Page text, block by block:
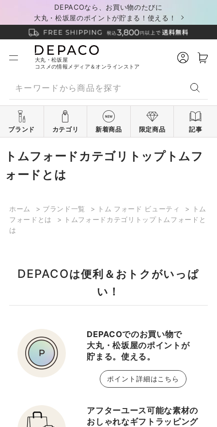
DEPACOなら、お買い物のたびに
大丸・松坂屋のポイントが貯まる！使える！
大丸・松坂屋
コスメの情報メディア＆オンラインストア
ブランド カテゴリ 新着商品 限定商品 記事
トムフォードカテゴリトップトムフ
ォードとは
ホーム > ブランド一覧 > トム フォード ビューティ >
トム
フォードとは
>
トムフォードカテゴリトップトムフォードと
は
DEPACOは便利＆おトクがいっぱ
い！
DEPACOでのお買い物で
大丸・松坂屋のポイントが
貯まる。使える。
ポイント詳細はこちら
アフターユース可能な素材の
おしゃれなギフトラッピング